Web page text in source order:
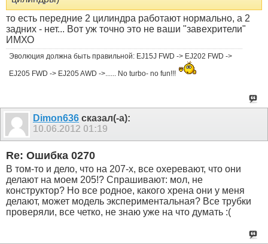
то есть передние 2 цилиндра работают нормально, а 2
задних - нет... Вот уж точно это не ваши "завехрители"
ИМХО
Эволюция должна быть правильной: EJ15J FWD -> EJ202 FWD ->
EJ205 FWD -> EJ205 AWD ->...... No turbo- no fun!!!
Dimon636 сказал(-а):
10.06.2012 01:19
Re: Ошибка 0270
В том-то и дело, что на 207-х, все охеревают, что они
делают на моем 205!? Спрашивают: мол, не
конструктор? Но все родное, какого хрена они у меня
делают, может модель экспериментальная? Все трубки
проверяли, все четко, не знаю уже на что думать :(